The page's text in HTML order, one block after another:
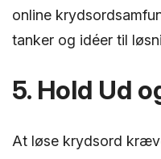
online
tanker og idéer til
5. Hold Ud
At løse krydsord